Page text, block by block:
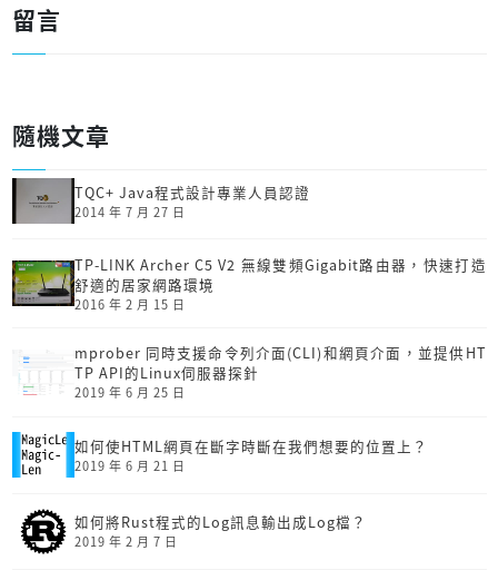
留言
隨機文章
TQC+ Java程式設計專業人員認證
2014 年 7 月 27 日
TP-LINK Archer C5 V2 無線雙頻Gigabit路由器，快速打造
舒適的居家網路環境
2016 年 2 月 15 日
mprober 同時支援命令列介面(CLI)和網頁介面，並提供HT
TP API的Linux伺服器探針
2019 年 6 月 25 日
如何使HTML網頁在斷字時斷在我們想要的位置上？
2019 年 6 月 21 日
如何將Rust程式的Log訊息輸出成Log檔？
2019 年 2 月 7 日